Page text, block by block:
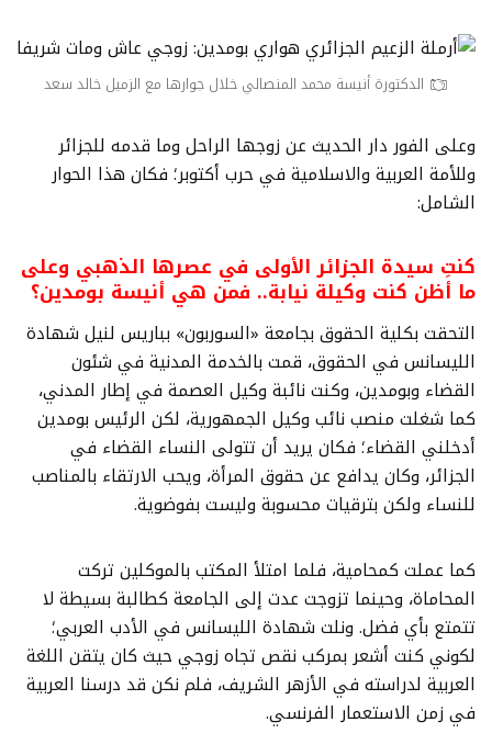
الدكتورة أنيسة محمد المنصالي خلال جوارها مع الزميل خالد سعد
وعلى الفور دار الحديث عن زوجها الراحل وما قدمه للجزائر
وللأمة العربية والاسلامية في حرب أكتوبر؛ فكان هذا الحوار
الشامل:
كنتِ سيدة الجزائر الأولى في عصرها الذهبي وعلى
ما أظن كنت وكيلة نيابة.. فمن هي أنيسة بومدين؟
التحقت بكلية الحقوق بجامعة «السوربون» بباريس لنيل شهادة
الليسانس في الحقوق، قمت بالخدمة المدنية في شئون
القضاء وبومدين، وكنت نائبة وكيل العصمة في إطار المدني،
كما شغلت منصب نائب وكيل الجمهورية، لكن الرئيس بومدين
أدخلني القضاء؛ فكان يريد أن تتولى النساء القضاء في
الجزائر، وكان يدافع عن حقوق المرأة، ويحب الارتقاء بالمناصب
للنساء ولكن بترقيات محسوبة وليست بفوضوية.
كما عملت كمحامية، فلما امتلأ المكتب بالموكلين تركت
المحاماة، وحينما تزوجت عدت إلى الجامعة كطالبة بسيطة لا
تتمتع بأي فضل. ونلت شهادة الليسانس في الأدب العربي؛
لكوني كنت أشعر بمركب نقص تجاه زوجي حيث كان يتقن اللغة
العربية لدراسته في الأزهر الشريف، فلم نكن قد درسنا العربية
في زمن الاستعمار الفرنسي.